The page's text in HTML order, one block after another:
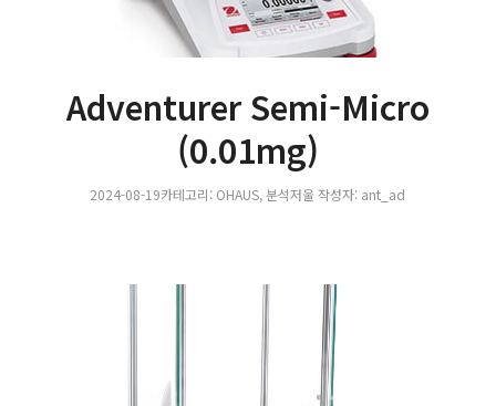
Adventurer Semi-Micro
(0.01mg)
2024-08-19카테고리: OHAUS,분석저울 작성자: ant_ad